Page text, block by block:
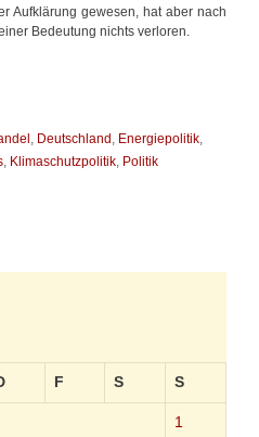
Aufklärung gewesen, hat aber nach
Bedeutung nichts verloren.
, Deutschland , Energiepolitik,
, Klimaschutzpolitik, Politik
F S S
1